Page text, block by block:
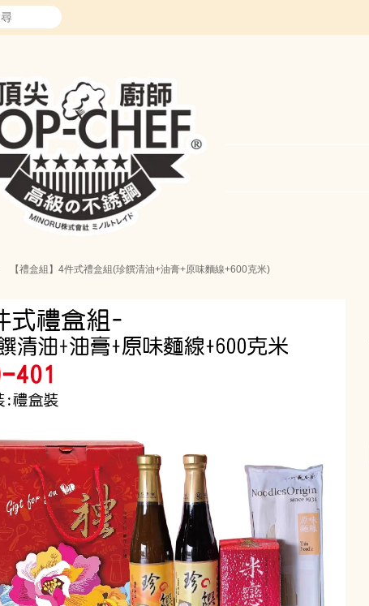
【禮盒組】4件式禮盒組(珍饌清油+油膏+原味麵線+600克米)